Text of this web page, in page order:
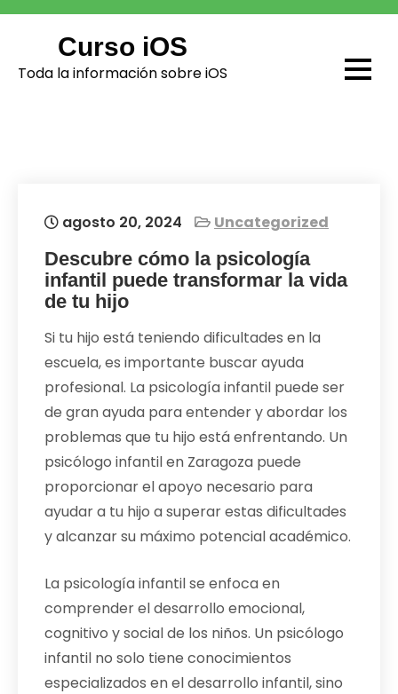
Skip
Curso iOS
Toda la información sobre iOS
agosto 20, 2024 Uncategorized
Descubre cómo la psicología
infantil puede transformar la vida
de tu hijo
Si tu hijo está teniendo dificultades en la
escuela, es importante buscar ayuda
profesional. La psicología infantil puede ser
de gran ayuda para entender y abordar los
problemas que tu hijo está enfrentando. Un
psicólogo infantil en Zaragoza puede
proporcionar el apoyo necesario para
ayudar a tu hijo a superar estas dificultades
y alcanzar su máximo potencial académico.
La psicología infantil se enfoca en
comprender el desarrollo emocional,
cognitivo y social de los niños. Un psicólogo
infantil no solo tiene conocimientos
especializados en el desarrollo infantil, sino